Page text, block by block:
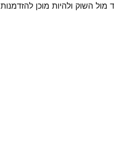
השוק ולהיות מוכן להזדמנות